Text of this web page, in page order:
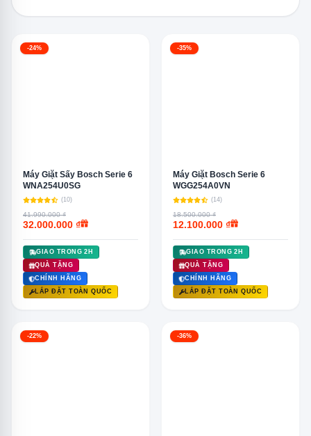
-24%
Máy Giặt Sấy Bosch Serie 6
WNA254U0SG
(10)
41.990.000 ₫
32.000.000 ₫
GIAO TRONG 2H
QUÀ TẶNG
CHÍNH HÃNG
LẮP ĐẶT TOÀN QUỐC
-35%
Máy Giặt Bosch Serie 6
WGG254A0VN
(14)
18.500.000 ₫
12.100.000 ₫
GIAO TRONG 2H
QUÀ TẶNG
CHÍNH HÃNG
LẮP ĐẶT TOÀN QUỐC
-22% -36%